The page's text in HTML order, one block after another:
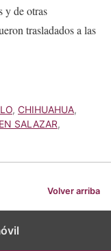
y de otras
trasladados a las
, CHIHUAHUA,
SALAZAR,
Volver arriba